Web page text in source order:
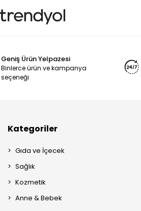
Geniş Ürün Yelpazesi
Binlerce ürün ve kampanya
seçeneği
Kategoriler
Gıda ve İçecek
Sağlık
Kozmetik
Anne & Bebek